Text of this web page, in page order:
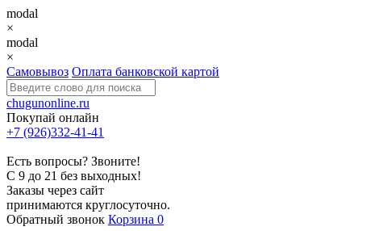
modal
×
modal
×
Самовывоз Оплата банковской картой
chugunonline.ru
Покупай онлайн
+7 (926)332-41-41
Есть вопросы? Звоните!
С 9 до 21 без выходных!
Заказы через сайт
принимаются круглосуточно.
Обратный звонок Корзина 0